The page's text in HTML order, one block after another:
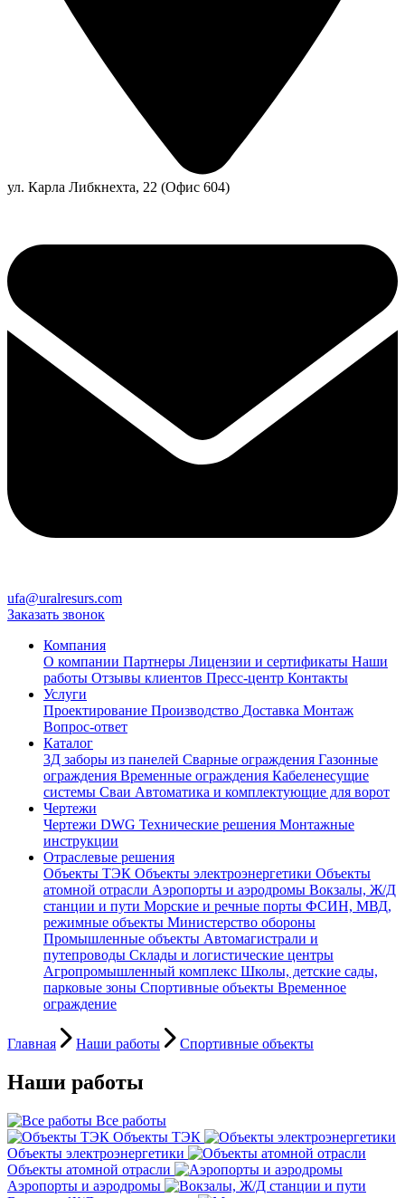
ул. Карла Либкнехта, 22 (Офис 604)
ufa@uralresurs.com
Заказать звонок
Компания
О компании Партнеры Лицензии и сертификаты Наши
работы Отзывы клиентов Пресс-центр Контакты
Услуги
Проектирование Производство Доставка Монтаж
Вопрос-ответ
Каталог
3Д заборы из панелей Сварные ограждения Газонные
ограждения Временные ограждения Кабеленесущие
системы Cваи Автоматика и комплектующие для ворот
Чертежи
Чертежи DWG Технические решения Монтажные
инструкции
Отраслевые решения
Объекты ТЭК Объекты электроэнергетики Объекты
атомной отрасли Аэропорты и аэродромы Вокзалы, Ж/Д
станции и пути Морские и речные порты ФСИН, МВД,
режимные объекты Министерство обороны
Промышленные объекты Автомагистрали и
путепроводы Склады и логистические центры
Агропромышленный комплекс Школы, детские сады,
парковые зоны Спортивные объекты Временное
ограждение
Главная Наши работы Спортивные объекты
Наши работы
Все работы
Объекты ТЭК
Объекты электроэнергетики
Объекты атомной отрасли
Аэропорты и аэродромы